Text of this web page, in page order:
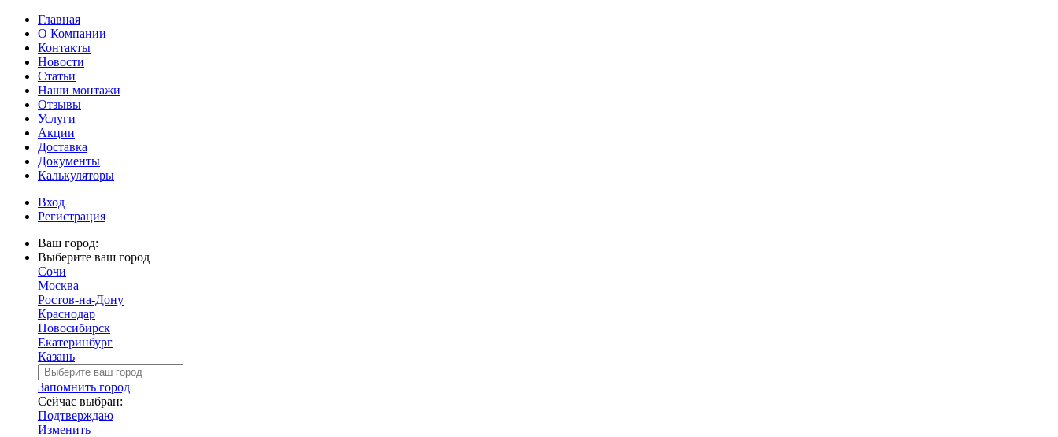
Главная
О Компании
Контакты
Новости
Статьи
Наши монтажи
Отзывы
Услуги
Акции
Доставка
Документы
Калькуляторы
Вход
Регистрация
Ваш город:
Выберите ваш город
Сочи
Москва
Ростов-на-Дону
Краснодар
Новосибирск
Екатеринбург
Казань
Запомнить город
Сейчас выбран:
Подтверждаю
Изменить